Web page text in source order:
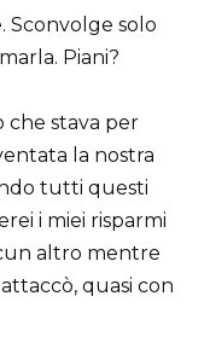
Sconvolge solo
Piani?
che stava per
la nostra
tutti questi
i miei risparmi
altro mentre
quasi con